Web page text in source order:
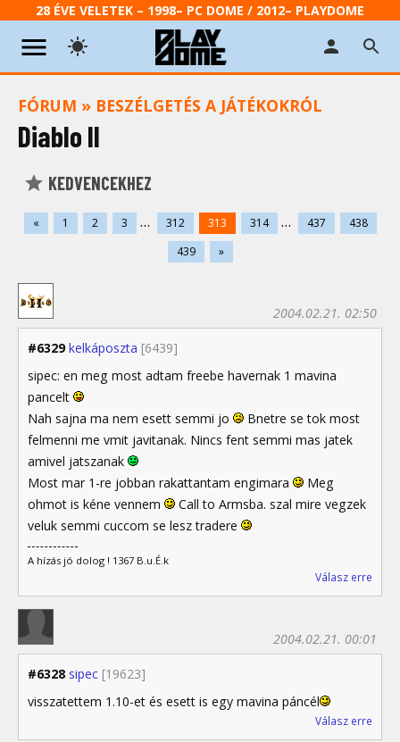
28 ÉVE VELETEK – 1998– PC DOME / 2012– PLAYDOME
FÓRUM » BESZÉLGETÉS A JÁTÉKOKRÓL
Diablo II
KEDVENCEKHEZ
« 1 2 3 ... 312 313 314 ... 437
438
439
»
#6329 kelkáposzta [6439]
2004.02.21. 02:50
sipec: en meg most adtam freebe havernak 1 mavina
pancelt
Nah sajna ma nem esett semmi jo
Bnetre se tok most
felmenni me vmit javitanak. Nincs fent semmi mas jatek
amivel jatszanak
Most mar 1-re jobban rakattantam engimara
Meg
ohmot is kéne vennem
Call to Armsba. szal mire vegzek
veluk semmi cuccom se lesz tradere
A hízás jó dolog ! 1367 B.u.É.k
Válasz erre
#6328 sipec [19623]
2004.02.21. 00:01
visszatettem 1.10-et és esett is egy mavina páncél
Válasz erre